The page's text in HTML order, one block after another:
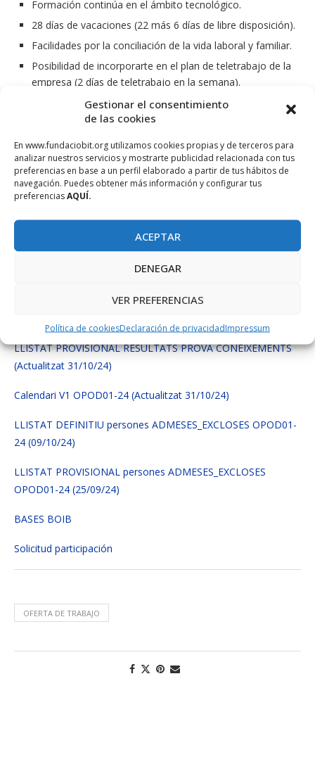
Gestionar el consentimiento
de las cookies
En www.fundaciobit.org utilizamos cookies propias y de terceros para
analizar nuestros servicios y mostrarte publicidad relacionada con tus
preferencias en base a un perfil elaborado a partir de tus hábitos de
navegación. Puedes obtener más información y configurar tus
preferenciasAQUÍ.
ACEPTAR
DENEGAR
VER PREFERENCIAS
Política de cookiesDeclaración de privacidadImpressum
Formación continúa en el ámbito tecnológico.
28 días de vacaciones (22 más 6 días de libre disposición).
Facilidades por la conciliación de la vida laboral y familiar.
Posibilidad de incorporarte en el plan de teletrabajo de la
empresa (2 días de teletrabajo en la semana).
Documentación
Resolución del proceso de selección (Actualizado
17/01/2025)
(actualitzat 16/01/25)
LLISTAT PROVISIONAL MÈRITS AL.LEGATS OPOD01-24
LLISTAT DEFINITIU RESULTATS PROVA CONEIXEMENTS
LLISTAT PROVISIONAL RESULTATS PROVA CONEIXEMENTS
(Actualitzat 31/10/24)
Calendari V1 OPOD01-24 (Actualitzat 31/10/24)
LLISTAT DEFINITIU persones ADMESES_EXCLOSES OPOD01-
24 (09/10/24)
LLISTAT PROVISIONAL persones ADMESES_EXCLOSES
OPOD01-24 (25/09/24)
BASES BOIB
Solicitud participación
OFERTA DE TRABAJO